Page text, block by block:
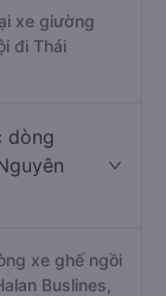
xe giường
đi Thái
dòng
xe ghế ngồi
Buslines,